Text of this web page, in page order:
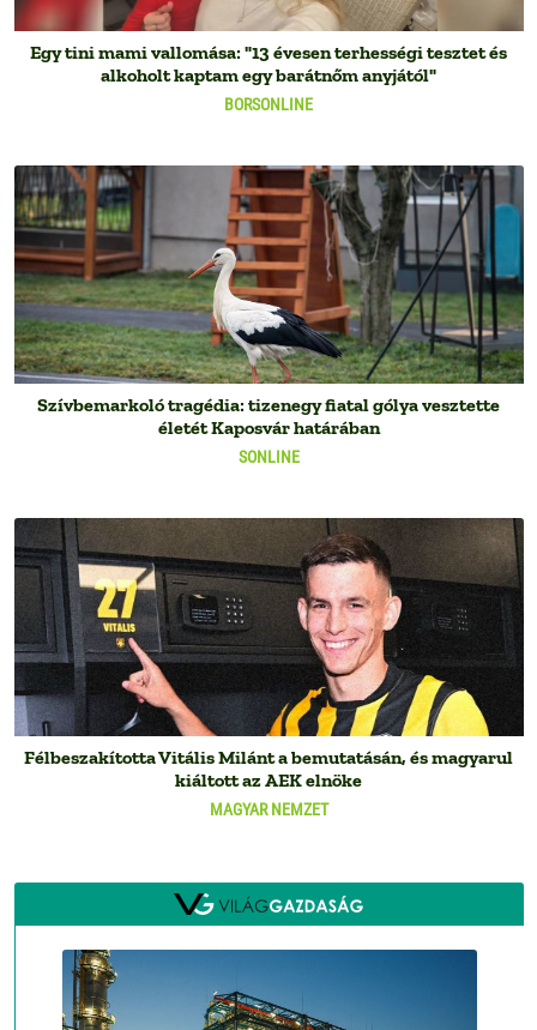
BORSONLINE
Egy tini mami vallomása: "13 évesen terhességi tesztet és
alkoholt kaptam egy barátnőm anyjától"
SONLINE
Szívbemarkoló tragédia: tizenegy fiatal gólya vesztette
életét Kaposvár határában
MAGYAR NEMZET
Félbeszakította Vitális Milánt a bemutatásán, és magyarul
kiáltott az AEK elnöke